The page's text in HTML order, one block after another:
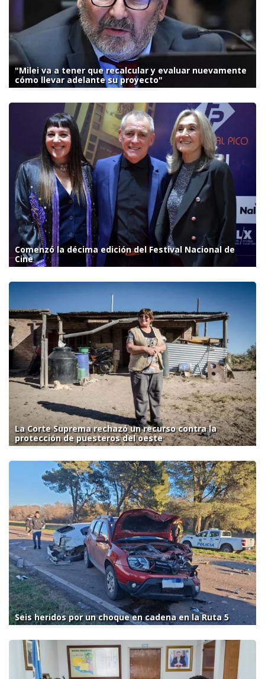
"Milei va a tener que recalcular y evaluar nuevamente
cómo llevar adelante su proyecto"
Comenzó la décima edición del Festival Nacional de
Cine
La Corte Suprema rechazó un recurso contra la
protección de puesteros del oeste
Seis heridos por un choque en cadena en la Ruta 5